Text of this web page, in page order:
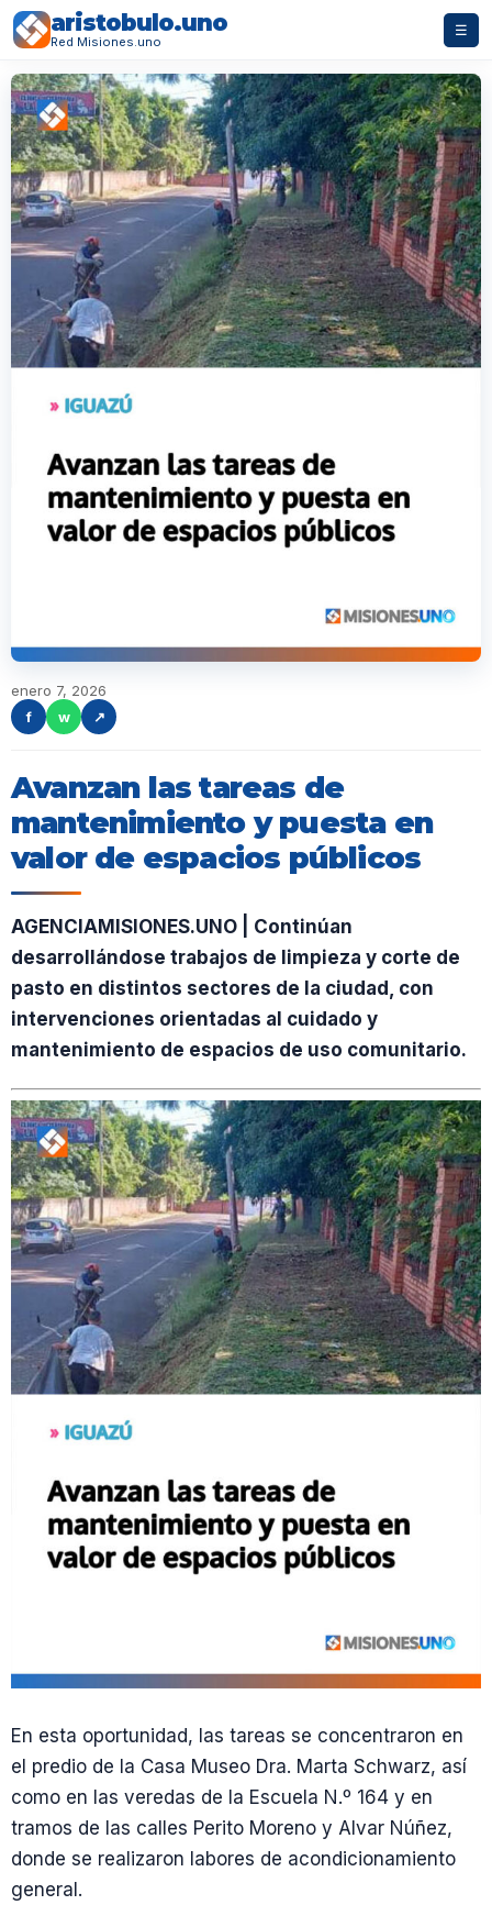
aristobulo.uno
Red Misiones.uno
☰
enero 7, 2026
f
w ↗
Avanzan las tareas de
mantenimiento y puesta en
valor de espacios públicos
AGENCIAMISIONES.UNO | Continúan
desarrollándose trabajos de limpieza y corte de
pasto en distintos sectores de la ciudad, con
intervenciones orientadas al cuidado y
mantenimiento de espacios de uso comunitario.
En esta oportunidad, las tareas se concentraron en
el predio de la Casa Museo Dra. Marta Schwarz, así
como en las veredas de la Escuela N.º 164 y en
tramos de las calles Perito Moreno y Alvar Núñez,
donde se realizaron labores de acondicionamiento
general.